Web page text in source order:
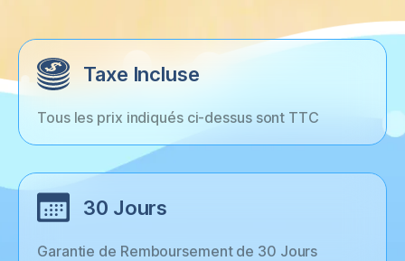
Taxe Incluse
Tous les prix indiqués ci-dessus sont TTC
30 Jours
Garantie de Remboursement de 30 Jours